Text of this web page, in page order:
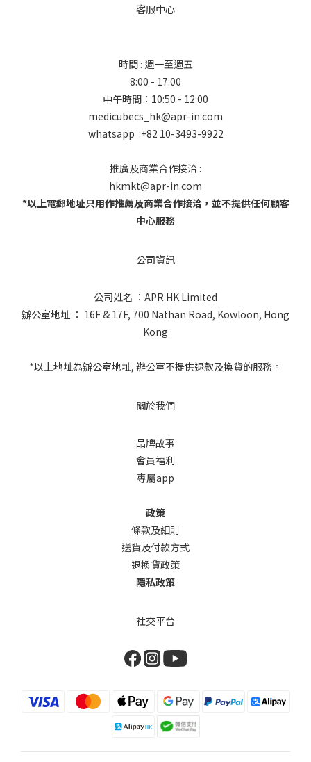
客服中心
時間 : 週一至週五
8:00 - 17:00
中午時間：10:50 - 12:00
medicubecs_hk@apr-in.com
whatsapp :+82 10-3493-9922
推廣及商業合作接洽 :
hkmkt@apr-in.com
*以上電郵地址只用作推薦及商業合作接洽，並不提供任何顧客
中心服務
公司資訊
公司姓名 ：APR HK Limited
辦公室地址 ： 16F & 17F, 700 Nathan Road, Kowloon, Hong
Kong
*以上地址為辦公室地址, 辦公室不提供退款及換貨的服務。
關於我們
品牌故事
會員福利
專屬app
政策
條款及細則
送貨及付款方式
退換貨政策
隱私政策
社交平台